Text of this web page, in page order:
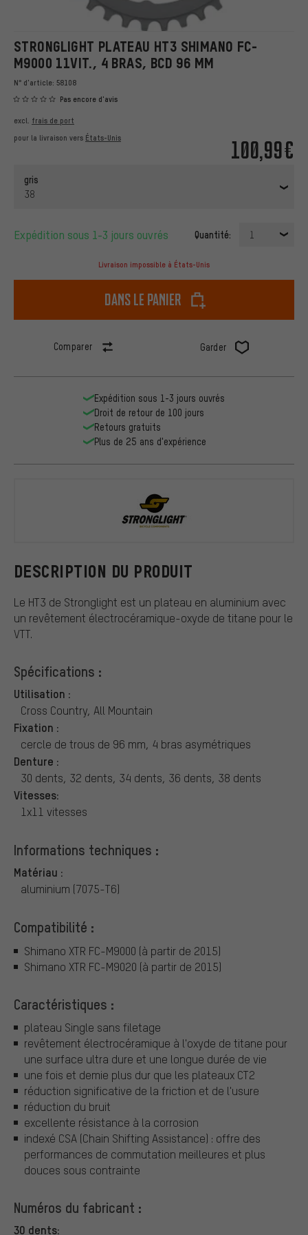
STRONGLIGHT PLATEAU HT3 SHIMANO FC-
M9000 11VIT., 4 BRAS, BCD 96 MM
N° d'article: 58108
Pas encore d'avis
100,99€
excl. frais de port
pour la livraison vers États-Unis
gris
38
Expédition sous 1-3 jours ouvrés Quantité: 1
Livraison impossible à États-Unis
dans le panier
Comparer Garder
DESCRIPTION DU PRODUIT
Le HT3 de Stronglight est un plateau en aluminium avec
un revêtement électrocéramique-oxyde de titane pour le
VTT.
Spécifications :
Utilisation :
Cross Country, All Mountain
Fixation :
cercle de trous de 96 mm, 4 bras asymétriques
Denture :
30 dents, 32 dents, 34 dents, 36 dents, 38 dents
Vitesses:
1x11 vitesses
Informations techniques :
Matériau :
aluminium (7075-T6)
Compatibilité :
Shimano XTR FC-M9000 (à partir de 2015)
Shimano XTR FC-M9020 (à partir de 2015)
Caractéristiques :
plateau Single sans filetage
revêtement électrocéramique à l'oxyde de titane pour
une surface ultra dure et une longue durée de vie
une fois et demie plus dur que les plateaux CT2
réduction significative de la friction et de l'usure
réduction du bruit
excellente résistance à la corrosion
indexé CSA (Chain Shifting Assistance) : offre des
performances de commutation meilleures et plus
douces sous contrainte
Numéros du fabricant :
30 dents:
Expédition sous 1-3 jours ouvrés
Droit de retour de 100 jours
Retours gratuits
Plus de 25 ans d'expérience